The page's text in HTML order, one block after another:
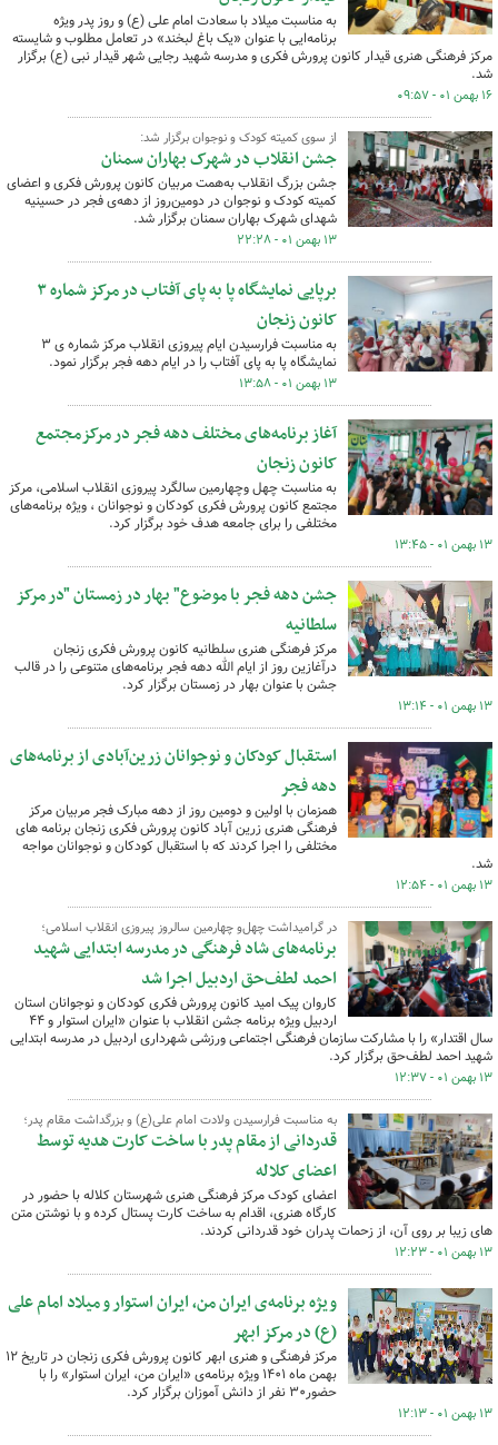
به مناسبت میلاد با سعادت امام علی (ع) و روز پدر ویژه
برنامه‌ایی با عنوان «یک باغ لبخند» در تعامل مطلوب و شایسته
مرکز فرهنگی هنری قیدار کانون پرورش فکری و مدرسه شهید رجایی شهر قیدار نبی (ع) برگزار
شد.
۱۶ بهمن ۰۱ - ۰۹:۵۷
از سوی کمیته کودک و نوجوان برگزار شد:
جشن انقلاب در شهرک بهاران سمنان
جشن بزرگ انقلاب به‌همت مربیان کانون پرورش فکری و اعضای
کمیته کودک و نوجوان در دومین‌روز از دهه‌ی فجر در حسینیه
شهدای شهرک بهاران سمنان برگزار شد.
۱۳ بهمن ۰۱ - ۲۲:۲۸
برپایی نمایشگاه پا به پای آفتاب در مرکز شماره ۳
کانون زنجان
به مناسبت فرارسیدن ایام پیروزی انقلاب مرکز شماره ی ۳
نمایشگاه پا به پای آفتاب را در ایام دهه فجر برگزار نمود.
۱۳ بهمن ۰۱ - ۱۳:۵۸
آغاز برنامه‌های مختلف دهه فجر در مرکزمجتمع
کانون زنجان
به مناسبت چهل وچهارمین سالگرد پیروزی انقلاب اسلامی، مرکز
مجتمع کانون پرورش فکری کودکان و نوجوانان ، ویژه برنامه‌های
مختلفی را برای جامعه هدف خود برگزار کرد.
۱۳ بهمن ۰۱ - ۱۳:۴۵
جشن دهه فجر با موضوع" بهار در زمستان "در مرکز
سلطانیه
مرکز فرهنگی هنری سلطانیه کانون پرورش فکری زنجان
درآغازین روز از ایام الله دهه فجر برنامه‌های متنوعی را در قالب
جشن با عنوان بهار در زمستان برگزار کرد.
۱۳ بهمن ۰۱ - ۱۳:۱۴
استقبال کودکان و نوجوانان زرین‌آبادی از برنامه‌های
دهه فجر
همزمان با اولین و دومین روز از دهه مبارک فجر مربیان مرکز
فرهنگی هنری زرین آباد کانون پرورش فکری زنجان برنامه های
مختلفی را اجرا کردند که با استقبال کودکان و نوجوانان مواجه
شد.
۱۳ بهمن ۰۱ - ۱۲:۵۴
در گرامیداشت چهل‌و چهارمین سالروز پیروزی انقلاب اسلامی؛
برنامه‌های شاد فرهنگی در مدرسه ابتدایی شهید
احمد لطف‌حق اردبیل اجرا شد
کاروان پیک امید کانون پرورش فکری کودکان و نوجوانان استان
اردبیل ویژه برنامه جشن انقلاب با عنوان «ایران استوار و ۴۴
سال اقتدار» را با مشارکت سازمان فرهنگی اجتماعی ورزشی شهرداری اردبیل در مدرسه ابتدایی
شهید احمد لطف‌حق برگزار کرد.
۱۳ بهمن ۰۱ - ۱۲:۳۷
به مناسبت فرارسیدن ولادت امام علی(ع) و بزرگداشت مقام پدر؛
قدردانی از مقام پدر با ساخت کارت هدیه توسط
اعضای کلاله‌
اعضای کودک مرکز فرهنگی هنری شهرستان کلاله با حضور در
کارگاه هنری، اقدام به ساخت کارت پستال کرده و با نوشتن متن
های زیبا بر روی آن، از زحمات پدران خود قدردانی کردند.
۱۳ بهمن ۰۱ - ۱۲:۲۳
ویژه برنامه‌ی ایران من، ایران استوار و میلاد امام علی
(ع) در مرکز ابهر
مرکز فرهنگی و هنری ابهر کانون پرورش فکری زنجان در تاریخ ۱۲
بهمن ماه ۱۴۰۱ ویژه برنامه‌ی «ایران من، ایران استوار» را با
حضور۳۰ نفر از دانش آموزان برگزار کرد.
۱۳ بهمن ۰۱ - ۱۲:۱۳